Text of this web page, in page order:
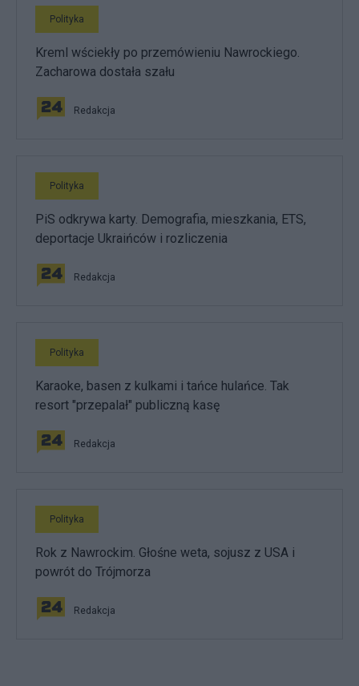
Polityka
Kreml wściekły po przemówieniu Nawrockiego.
Zacharowa dostała szału
Redakcja
Polityka
PiS odkrywa karty. Demografia, mieszkania, ETS,
deportacje Ukraińców i rozliczenia
Redakcja
Polityka
Karaoke, basen z kulkami i tańce hulańce. Tak
resort "przepalał" publiczną kasę
Redakcja
Polityka
Rok z Nawrockim. Głośne weta, sojusz z USA i
powrót do Trójmorza
Redakcja